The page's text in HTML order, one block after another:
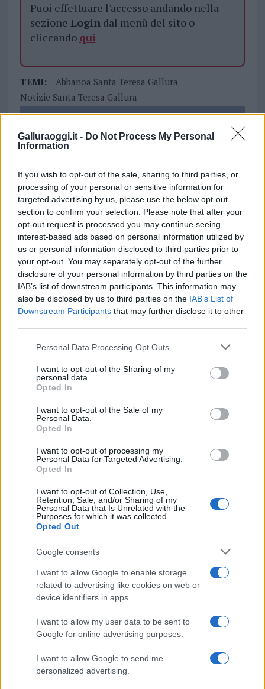
Galluraoggi.it - Do Not Process My Personal
Information
If you wish to opt-out of the sale, sharing to third parties, or
processing of your personal or sensitive information for
targeted advertising by us, please use the below opt-out
section to confirm your selection. Please note that after your
opt-out request is processed you may continue seeing
interest-based ads based on personal information utilized by
us or personal information disclosed to third parties prior to
your opt-out. You may separately opt-out of the further
disclosure of your personal information by third parties on the
IAB’s list of downstream participants. This information may
also be disclosed by us to third parties on the IAB’s List of
Downstream Participants that may further disclose it to other
Please note that this website/app uses one or more Google
not limited to your visit or usage behaviour. You may click to
grant or deny consent to Google and its third-party tags to
use your data for below specified purposes in below Google
consent section.
Personal Data Processing Opt Outs
I want to opt-out of the Sharing of my
personal data.
Opted In
I want to opt-out of the Sale of my
Personal Data.
Opted In
I want to opt-out of processing my
Personal Data for Targeted Advertising.
Opted In
I want to opt-out of Collection, Use,
Retention, Sale, and/or Sharing of my
Personal Data that Is Unrelated with the
Purposes for which it was collected.
Opted Out
Google consents
I want to allow Google to enable storage
related to advertising like cookies on web or
device identifiers in apps.
I want to allow my user data to be sent to
Google for online advertising purposes.
I want to allow Google to send me
personalized advertising.
Puoi effettuare l'accesso andando nella
sezione Logindal menù del sito o
cliccando qui
TEMI:
Abbanoa Santa Teresa Gallura
Notizie Santa Teresa Gallura
Entra nel canale telegram di
Inviaci le tue segnalazioni,
i tuoi video e le tue foto
Su WhatsApp al numero +39
345 356 7512
Ricevi le nostre ultime news
Condividi l'articolo
F
a
ce
b
o
o
k
T
w
it
te
r
n
te
re
st
h
at
s
A
p
p
h
a
re
Prossimo articolo
NOTIZIE RECENTI
Sangue, musica e solidarietà con Avis Olbia al
Delta Center
Meteo Olbia 9 agosto, temperature in calo
Salmo finisce in ospedale a Catania, ma il tour